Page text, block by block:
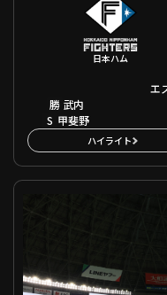
（別ウィンドウで開く
日本ハム
エ
勝 武内
S 甲斐野
ハイライト
パーソル パ・リーグ公式戦 福岡ソフト